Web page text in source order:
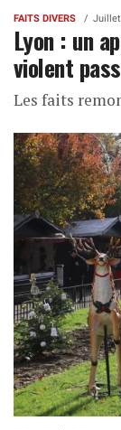
FAITS DIVERS Juillet
Lyon : un
violent
Les faits